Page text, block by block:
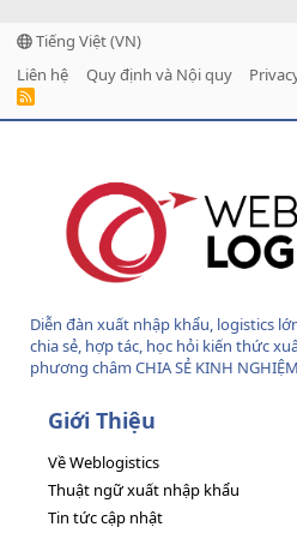
Tiếng Việt (VN)
Liên hệ
Quy định và Nội quy
R
Diễn đàn xuất nhập khẩu, logistics
chia sẻ, hợp tác, học hỏi kiến thức
phương châm CHIA SẺ KINH
Giới Thiệu
Về Weblogistics
Thuật ngữ xuất nhập khẩu
Tin tức cập nhật